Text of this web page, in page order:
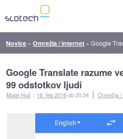
Novice »Omrežja / internet »Google
Google Translate razume
99 odstotkov ljudi
Matej Huš :: 18. feb 2016ob 20:34 Omrežja /